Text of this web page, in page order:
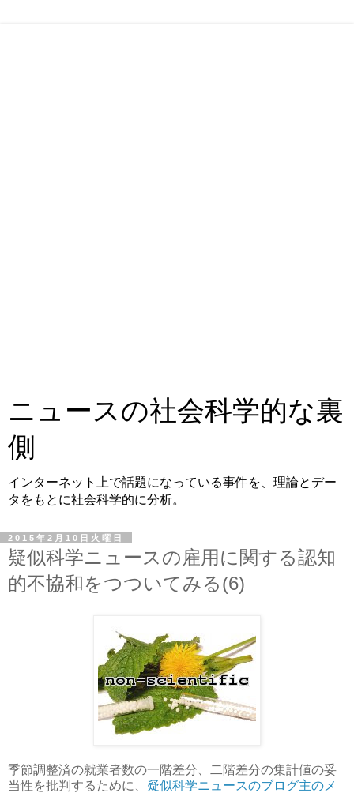
ニュースの社会科学的な裏
側
インターネット上で話題になっている事件を、理論とデー
タをもとに社会科学的に分析。
2015年2月10日火曜日
疑似科学ニュースの雇用に関する認知
的不協和をつついてみる(6)
季節調整済の就業者数の一階差分、二階差分の集計値の妥
当性を批判するために、 疑似科学ニュースのブログ主のメ